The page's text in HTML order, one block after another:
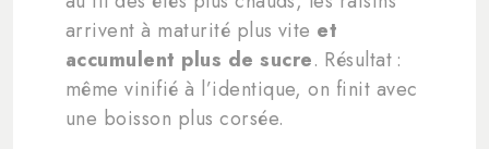
arrivent à maturité plus vite et
accumulent plus de sucre. Résultat :
même vinifié à l’identique, on finit avec
une boisson plus corsée.